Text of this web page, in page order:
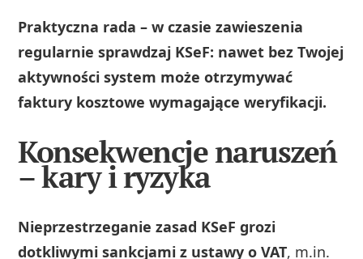
Praktyczna rada – w czasie zawieszenia
regularnie sprawdzaj KSeF: nawet bez Twojej
aktywności system może otrzymywać
faktury kosztowe wymagające weryfikacji.
Konsekwencje naruszeń
– kary i ryzyka
Nieprzestrzeganie zasad KSeF grozi
dotkliwymi sankcjami z ustawy o VAT, m.in.